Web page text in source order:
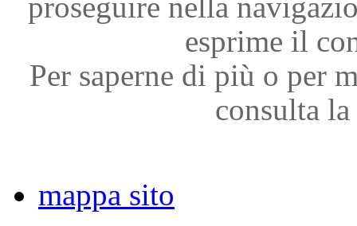
esprime il
Per saperne di più o per
consulta
mappa sito